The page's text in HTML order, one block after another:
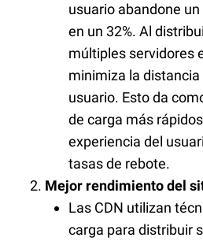
usuario abandone
en un 32%. Al
múltiples servidores
minimiza la
usuario. Esto da
de carga más
experiencia del
tasas de rebote.
Mejor rendimiento del
Las CDN utilizan
carga para distribuir